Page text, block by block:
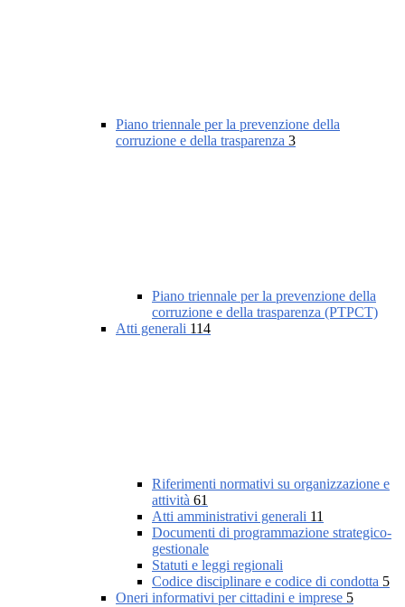
Piano triennale per la prevenzione della
corruzione e della trasparenza 3
Piano triennale per la prevenzione della
corruzione e della trasparenza (PTPCT)
Atti generali 114
Riferimenti normativi su organizzazione e
attività 61
Atti amministrativi generali 11
Documenti di programmazione strategico-
gestionale
Statuti e leggi regionali
Codice disciplinare e codice di condotta 5
Oneri informativi per cittadini e imprese 5